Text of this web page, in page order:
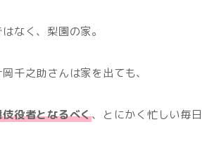
なく、梨園の家。
千之助さんは家を出ても、
役者となるべく、とにかく忙しい毎日